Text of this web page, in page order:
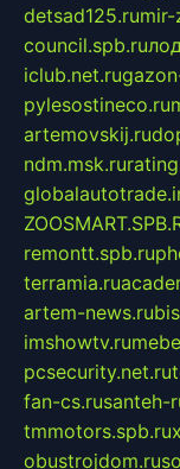
detsad125.ru
council.spb.ru
iclub.net.ru
pylesostineco.ru
artemovskij.ru
ndm.msk.ru
remontt.spb.ru
terramia.ru
artem-news.ru
imshowtv.ru
pcsecurity.net.ru
fan-cs.rusanteh-
tmmotors.spb.ru
obustrojdom.ru